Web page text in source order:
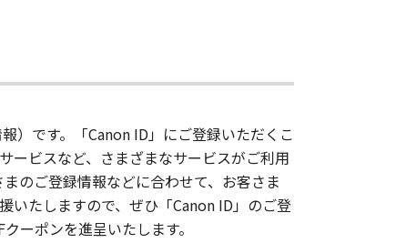
）です。「Canon ID」にご登録いただくこ
ービスなど、さまざまなサービスがご利用
のご登録情報などに合わせて、お客さま
いたしますので、ぜひ「Canon ID」のご登
ーポンを進呈いたします。